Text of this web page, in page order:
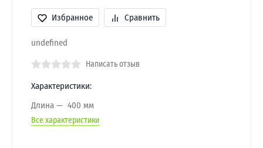
Избранное Сравнить
undefined
Написать отзыв
Характеристики:
Длина
400 мм
Все характеристики